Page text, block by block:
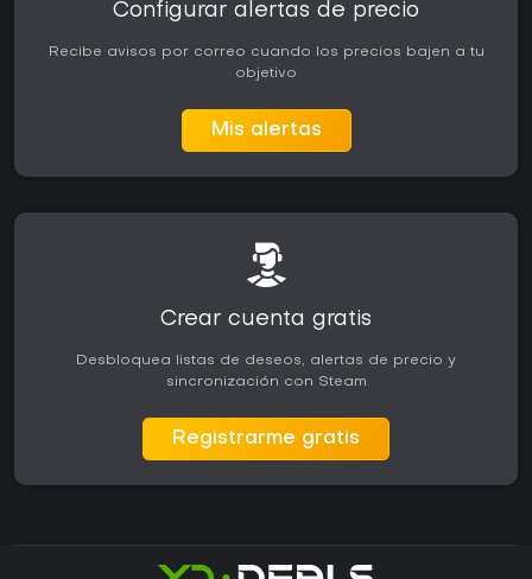
Configurar alertas de precio
Recibe avisos por correo cuando los precios bajen a tu
objetivo
Mis alertas
Crear cuenta gratis
Desbloquea listas de deseos, alertas de precio y
sincronización con Steam
Registrarme gratis